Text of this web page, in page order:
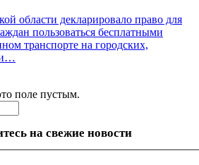
области декларировало право для
пользоваться бесплатными
транспорте на городских,
и…
поле пустым.
на свежие новости